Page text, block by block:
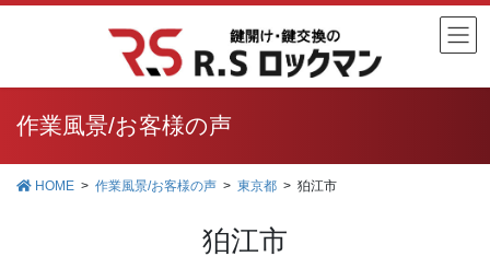
コ
ン
移
ナ
ー
ン
作業風景/お客様の声
HOME 作業風景/お客様の声 東京都 狛江市
狛江市